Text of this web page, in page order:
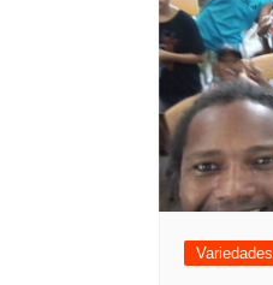
Variedades